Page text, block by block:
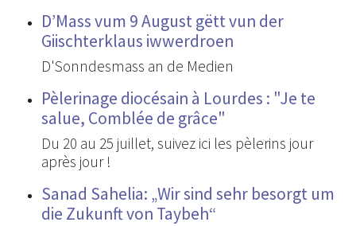
D’Mass vum 9 August gëtt vun der
Giischterklaus iwwerdroen
D'Sonndesmass an de Medien
Pèlerinage diocésain à Lourdes : "Je te
salue, Comblée de grâce"
Du 20 au 25 juillet, suivez ici les pèlerins jour
après jour !
Sanad Sahelia: „Wir sind sehr besorgt um
die Zukunft von Taybeh“